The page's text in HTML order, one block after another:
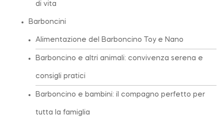
di vita
Barboncini
Alimentazione del Barboncino Toy e Nano
Barboncino e altri animali: convivenza serena e
consigli pratici
Barboncino e bambini: il compagno perfetto per
tutta la famiglia